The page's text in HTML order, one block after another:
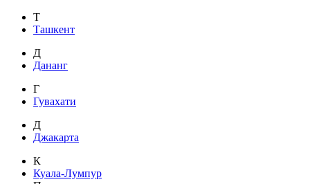
Т
Ташкент
Д
Дананг
Г
Гувахати
Д
Джакарта
К
Куала-Лумпур